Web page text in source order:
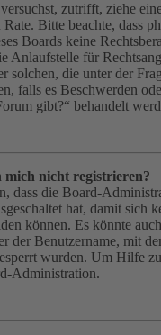
zutrifft, ziehe
Rate. Bitte beachte, dass
Boards keine
Anlaufstelle für
solchen, die unter der
falls es Beschwerden
gibt?“ behandelt
nicht registrieren?
dass die Board-
hat, damit sich
können. Es könnte
der Benutzername, mit
wurden. Um Hilfe
Administration.